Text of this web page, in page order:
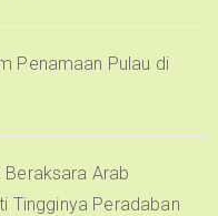
Penamaan Pulau di
Beraksara Arab
Tingginya Peradaban